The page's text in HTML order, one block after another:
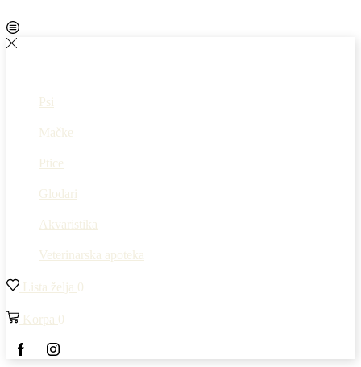
Psi
Mačke
Ptice
Glodari
Akvaristika
Veterinarska apoteka
Lista želja 0
Korpa 0
FacebookInstagram